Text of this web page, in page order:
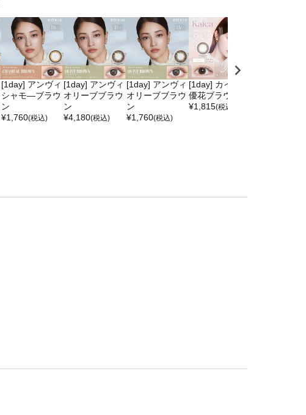
[1day] アンヴィ
シャモ―ブラウ
ン
¥1,760(税込)
[1day] アンヴィ
オリーブブラウ
ン
¥4,180(税込)
[1day] アンヴィ
オリーブブラウ
ン
¥1,760(税込)
[1day] カイカ
優花ブラウン
¥1,815(税込)